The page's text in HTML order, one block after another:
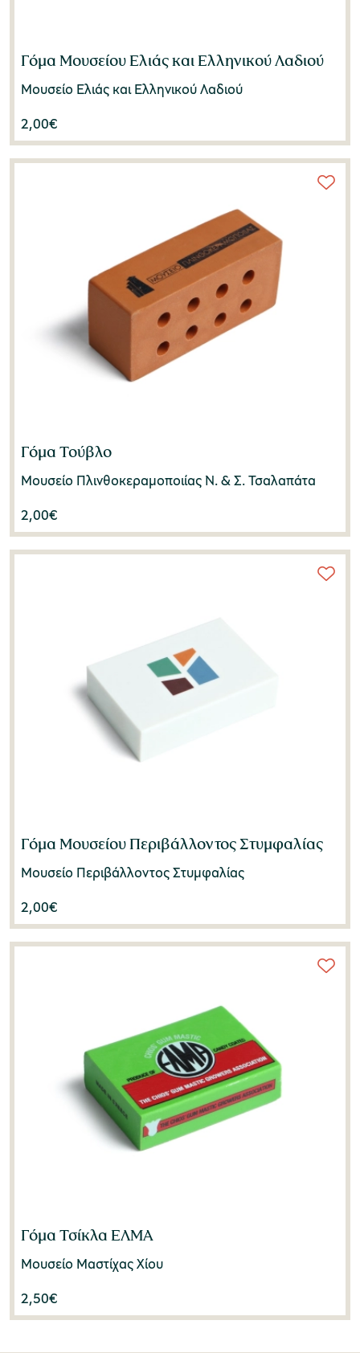
Γόμα Μουσείου Ελιάς και Ελληνικού Λαδιού
Μουσείο Ελιάς και Ελληνικού Λαδιού
2,00€
Γόμα Τούβλο
Μουσείο Πλινθοκεραμοποιίας N. & Σ. Τσαλαπάτα
2,00€
Γόμα Μουσείου Περιβάλλοντος Στυμφαλίας
Μουσείο Περιβάλλοντος Στυμφαλίας
2,00€
Γόμα Τσίκλα ΕΛΜΑ
Μουσείο Μαστίχας Χίου
2,50€